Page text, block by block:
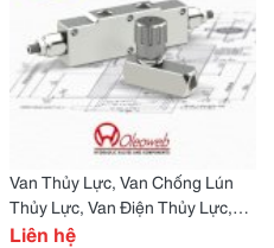
Van Thủy Lực, Van Chống Lún
Thủy Lực, Van Điện Thủy Lực,
Van Thủy Lực Điện, Van Thủy
Liên hệ